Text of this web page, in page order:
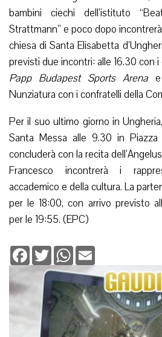
bambini ciechi dell’istituto
Strattmann” e poco dopo
chiesa di Santa Elisabetta
previsti due incontri: alle 16.30 con
Papp Budapest Sports Arena
Nunziatura con i confratelli della
Per il suo ultimo giorno in
Santa Messa alle 9.30 in
concluderà con la recita
Francesco incontrerà i
accademico e della cultura. La
per le 18:00, con arrivo previsto
per le 19:55. (EPC)
Facebook
TwitterWhatsApp